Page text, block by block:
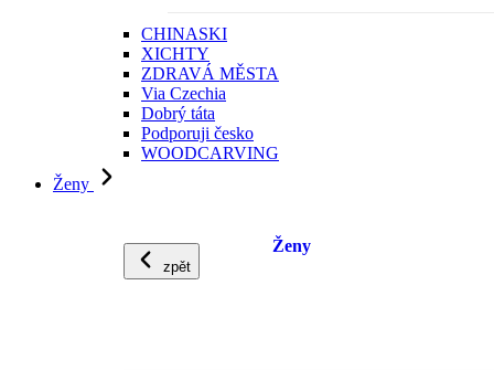
CHINASKI
XICHTY
ZDRAVÁ MĚSTA
Via Czechia
Dobrý táta
Podporuji česko
WOODCARVING
Ženy
zpět
Ženy